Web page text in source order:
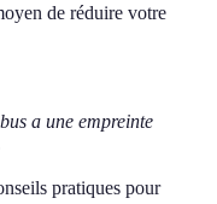
de réduire votre
a une empreinte
pratiques pour